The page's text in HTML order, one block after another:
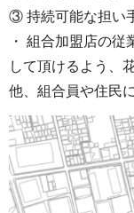
③ 持続可能な担い
・ 組合加盟店の
して頂けるよう、
他、組合員や住民